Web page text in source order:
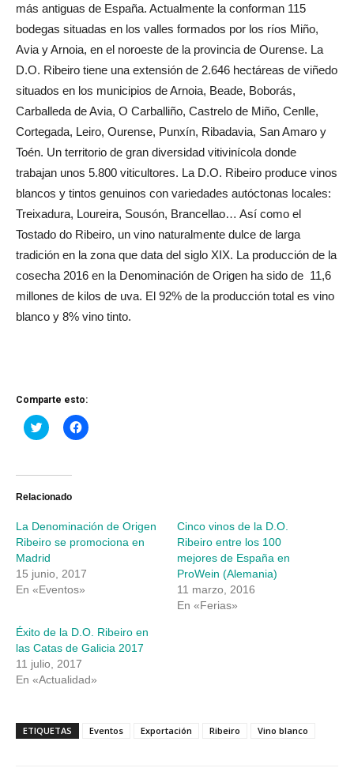
más antiguas de España. Actualmente la conforman 115
bodegas situadas en los valles formados por los ríos Miño,
Avia y Arnoia, en el noroeste de la provincia de Ourense. La
D.O. Ribeiro tiene una extensión de 2.646 hectáreas de viñedo
situados en los municipios de Arnoia, Beade, Boborás,
Carballeda de Avia, O Carballiño, Castrelo de Miño, Cenlle,
Cortegada, Leiro, Ourense, Punxín, Ribadavia, San Amaro y
Toén. Un territorio de gran diversidad vitivinícola donde
trabajan unos 5.800 viticultores. La D.O. Ribeiro produce vinos
blancos y tintos genuinos con variedades autóctonas locales:
Treixadura, Loureira, Sousón, Brancellao… Así como el
Tostado do Ribeiro, un vino naturalmente dulce de larga
tradición en la zona que data del siglo XIX. La producción de la
cosecha 2016 en la Denominación de Origen ha sido de 11,6
millones de kilos de uva. El 92% de la producción total es vino
blanco y 8% vino tinto.
Comparte esto:
Haz
clic
Twitter
abre
ventana
nueva)
Haz
clic
ventana
nueva)
Relacionado
La Denominación de Origen
Ribeiro se promociona en
Madrid
15 junio, 2017
En «Eventos»
Cinco vinos de la D.O.
Ribeiro entre los 100
mejores de España en
ProWein (Alemania)
11 marzo, 2016
En «Ferias»
Éxito de la D.O. Ribeiro en
las Catas de Galicia 2017
11 julio, 2017
En «Actualidad»
ETIQUETAS Eventos Exportación Ribeiro Vino blanco